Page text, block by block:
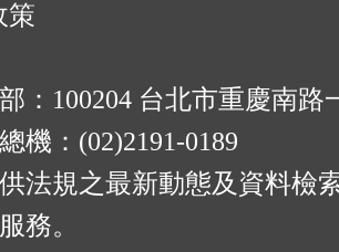
策
：100204 台北市重慶南路
：(02)2191-0189
法規之最新動態及資料檢
務。